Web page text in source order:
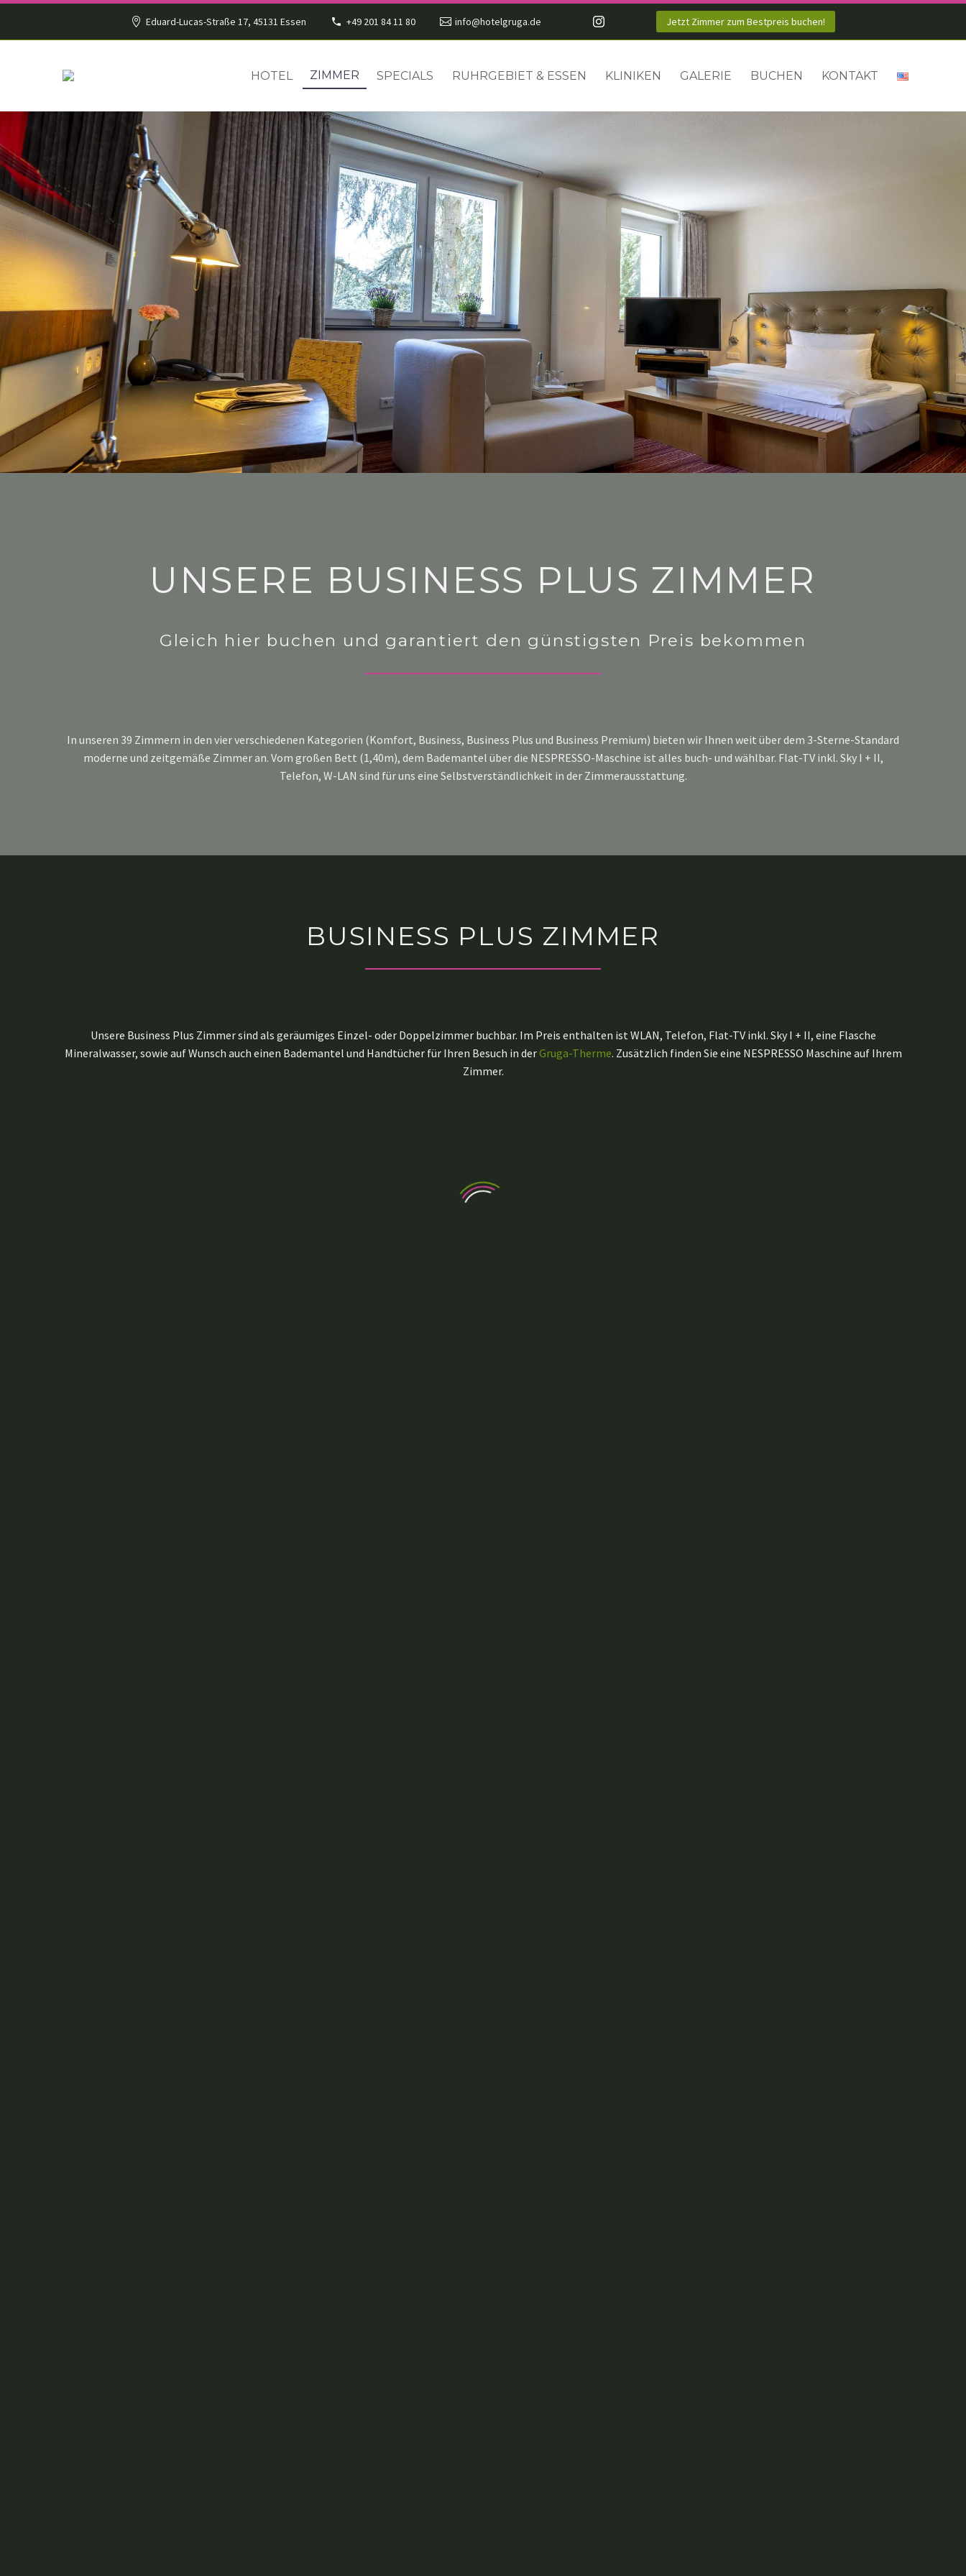
Eduard-Lucas-Straße 17, 45131 Essen +49 201 84 11 80 info@hotelgruga.de Jetzt Zimmer zum Bestpreis buchen!
HOTEL ZIMMER SPECIALS RUHRGEBIET & ESSEN KLINIKEN GALERIE BUCHEN KONTAKT
UNSERE BUSINESS PLUS ZIMMER
Gleich hier buchen und garantiert den günstigsten Preis bekommen
In unseren 39 Zimmern in den vier verschiedenen Kategorien (Komfort, Business, Business Plus und Business Premium) bieten wir Ihnen weit über dem 3-Sterne-Standard
moderne und zeitgemäße Zimmer an. Vom großen Bett (1,40m), dem Bademantel über die NESPRESSO-Maschine ist alles buch- und wählbar. Flat-TV inkl. Sky I + II,
Telefon, W-LAN sind für uns eine Selbstverständlichkeit in der Zimmerausstattung.
BUSINESS PLUS ZIMMER
Unsere Business Plus Zimmer sind als geräumiges Einzel- oder Doppelzimmer buchbar. Im Preis enthalten ist WLAN, Telefon, Flat-TV inkl. Sky I + II, eine Flasche
Mineralwasser, sowie auf Wunsch auch einen Bademantel und Handtücher für Ihren Besuch in derGruga-Therme. Zusätzlich finden Sie eine NESPRESSO Maschine auf Ihrem
Zimmer.